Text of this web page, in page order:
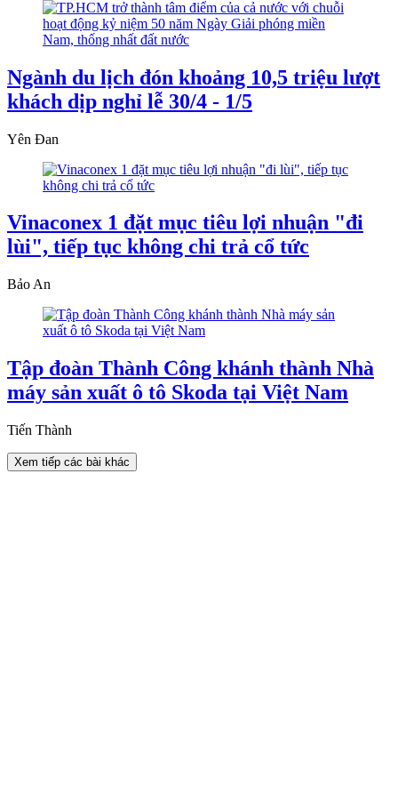
Ngành du lịch đón khoảng 10,5 triệu lượt
khách dịp nghỉ lễ 30/4 - 1/5
Yên Đan
Vinaconex 1 đặt mục tiêu lợi nhuận "đi
lùi", tiếp tục không chi trả cổ tức
Bảo An
Tập đoàn Thành Công khánh thành Nhà
máy sản xuất ô tô Skoda tại Việt Nam
Tiến Thành
Xem tiếp các bài khác